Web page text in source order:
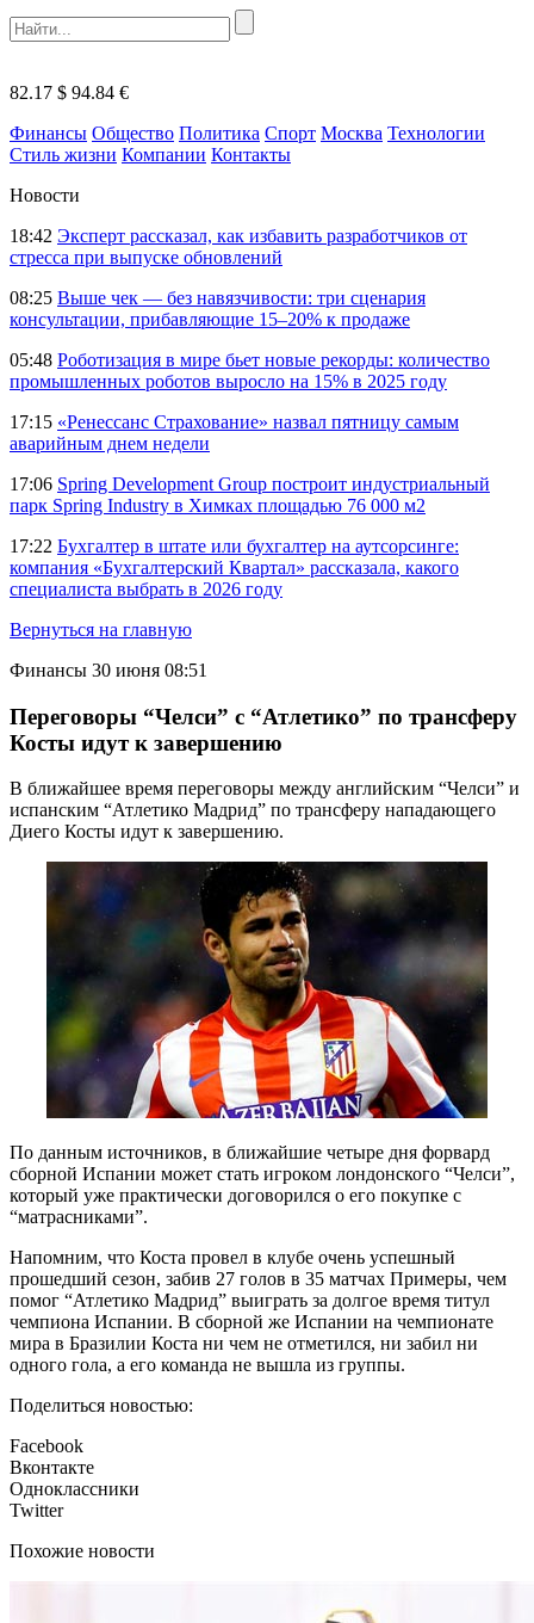
82.17 $ 94.84 €
Финансы Общество Политика Спорт Москва Технологии
Стиль жизни Компании Контакты
Новости
18:42 Эксперт рассказал, как избавить разработчиков от
стресса при выпуске обновлений
08:25 Выше чек — без навязчивости: три сценария
консультации, прибавляющие 15–20% к продаже
05:48 Роботизация в мире бьет новые рекорды: количество
промышленных роботов выросло на 15% в 2025 году
17:15 «Ренессанс Страхование» назвал пятницу самым
аварийным днем недели
17:06 Spring Development Group построит индустриальный
парк Spring Industry в Химках площадью 76 000 м2
17:22 Бухгалтер в штате или бухгалтер на аутсорсинге:
компания «Бухгалтерский Квартал» рассказала, какого
специалиста выбрать в 2026 году
Вернуться на главную
Финансы 30 июня 08:51
Переговоры “Челси” с “Атлетико” по трансферу
Косты идут к завершению
В ближайшее время переговоры между английским “Челси” и
испанским “Атлетико Мадрид” по трансферу нападающего
Диего Косты идут к завершению.
По данным источников, в ближайшие четыре дня форвард
сборной Испании может стать игроком лондонского “Челси”,
который уже практически договорился о его покупке с
“матрасниками”.
Напомним, что Коста провел в клубе очень успешный
прошедший сезон, забив 27 голов в 35 матчах Примеры, чем
помог “Атлетико Мадрид” выиграть за долгое время титул
чемпиона Испании. В сборной же Испании на чемпионате
мира в Бразилии Коста ни чем не отметился, ни забил ни
одного гола, а его команда не вышла из группы.
Поделиться новостью:
Facebook
Вконтакте
Одноклассники
Twitter
Похожие новости